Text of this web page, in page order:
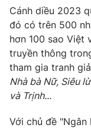
Cơ quan chủ quản:
Cơ quan báo chí:
Giấy phép hoạt
cấp ngày 29/12/2023
Tổng Biên tập:
Nguyễn Trọng Ninh
Cánh diều 2023
đó có trên 500
hơn 100 sao Việt
truyền thông
tham gia tranh
Nhà bà Nữ, Siêu
và Trịnh...
Với chủ đề